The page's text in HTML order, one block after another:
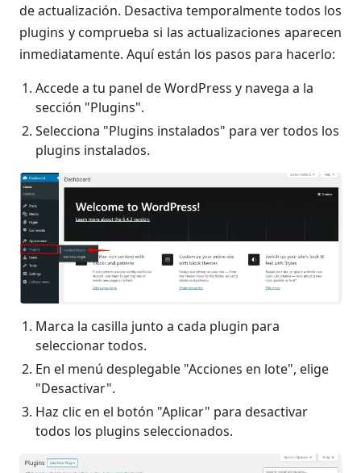
de actualización. Desactiva temporalmente todos los
plugins y comprueba si las actualizaciones aparecen
inmediatamente. Aquí están los pasos para hacerlo:
Accede a tu panel de WordPress y navega a la
sección "Plugins".
Selecciona "Plugins instalados" para ver todos los
plugins instalados.
Marca la casilla junto a cada plugin para
seleccionar todos.
En el menú desplegable "Acciones en lote", elige
"Desactivar".
Haz clic en el botón "Aplicar" para desactivar
todos los plugins seleccionados.